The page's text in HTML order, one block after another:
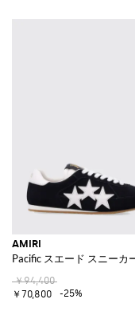
AMIRI
Pacific スエード スニーカ
￥94,400
￥70,800
-25%